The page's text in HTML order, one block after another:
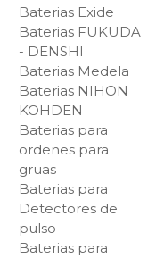
Baterias Exide
Baterias FUKUDA
- DENSHI
Baterias Medela
Baterias NIHON
KOHDEN
Baterias para
ordenes para
gruas
Baterias para
Detectores de
pulso
Baterias para